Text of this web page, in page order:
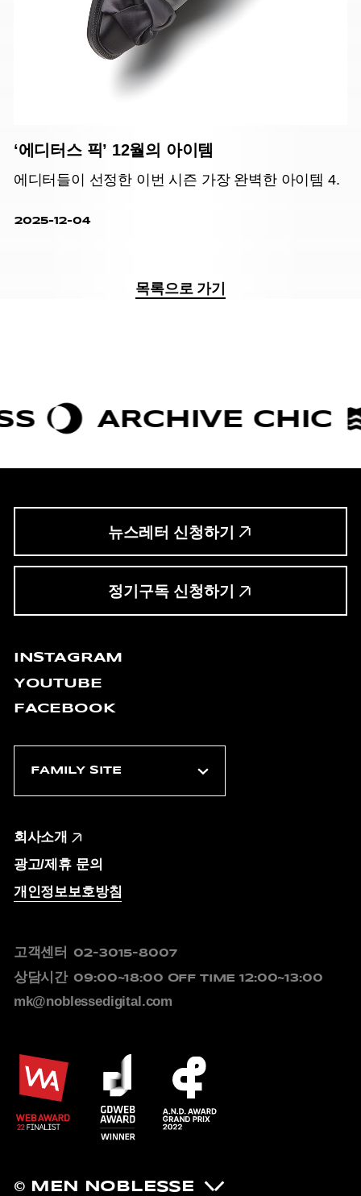
‘에디터스 픽’ 12월의 아이템
에디터들이 선정한 이번 시즌 가장 완벽한 아이템 4.
2025-12-04
목록으로 가기
ARCHIVE CHIC
뉴스레터 신청하기
정기구독 신청하기
INSTAGRAM
YOUTUBE
FACEBOOK
회사소개
광고/제휴 문의
개인정보보호방침
고객센터 02-3015-8007
상담시간 09:00~18:00 OFF TIME 12:00~13:00
mk@noblessedigital.com
© MEN NOBLESSE